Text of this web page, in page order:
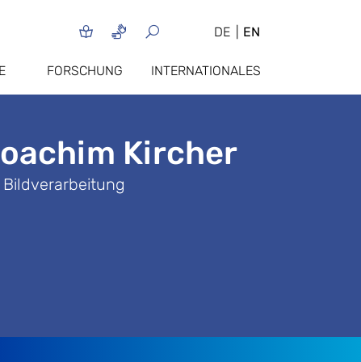
DE EN
FORSCHUNG INTERNATIONALES
Kircher